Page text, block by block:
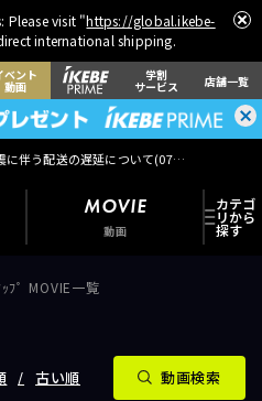
Please visit "https://global.ikebe-
international shipping.
ベント
動画
学割
サービス 店舗一覧
に伴う配送の遅延について(07月29日
MOVIE
動画
ﾌﾟ MOVIE一覧
古い順 動画検索